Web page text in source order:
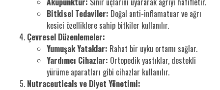
Bitkisel Tedaviler: Doğal anti-inflamatuar ve ağrı
kesici özelliklere sahip bitkiler kullanılır.
Çevresel Düzenlemeler:
Yumuşak Yataklar: Rahat bir uyku ortamı sağlar.
Yardımcı Cihazlar: Ortopedik yastıklar, destekli
yürüme aparatları gibi cihazlar kullanılır.
Nutraceuticals ve Diyet Yönetimi: